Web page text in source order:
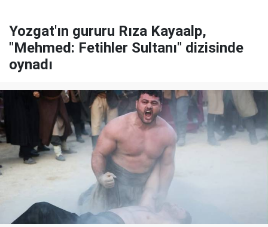
Yozgat'ın gururu Rıza Kayaalp,
"Mehmed: Fetihler Sultanı" dizisinde
oynadı